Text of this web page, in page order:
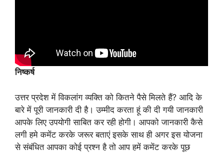
निष्कर्ष
उत्तर प्रदेश में विकलांग व्यक्ति को कितने पैसे मिलते हैं? आदि के
बारे में पूरी जानकारी दी है। उम्मीद करता हूं की दी गयी जानकारी
आपके लिए उपयोगी साबित कर रही होगी। आपको जानकारी कैसे
लगी हमे कमेंट करके जरूर बताएं इसके साथ ही अगर इस योजना
से संबंधित आपका कोई प्रश्न है तो आप हमें कमेंट करके पूछ